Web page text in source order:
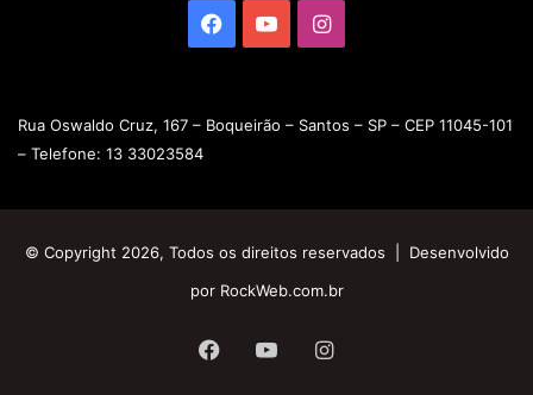
Rua Oswaldo Cruz, 167 – Boqueirão – Santos – SP – CEP 11045-101
– Telefone: 13 33023584
© Copyright 2026, Todos os direitos reservados | Desenvolvido
por RockWeb.com.br